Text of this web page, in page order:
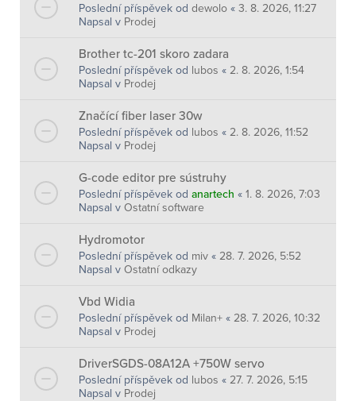
Poslední příspěvek od dewolo « 3. 8. 2026, 11:27
Napsal v Prodej
Brother tc-201 skoro zadara
Poslední příspěvek od lubos « 2. 8. 2026, 1:54
Napsal v Prodej
Značící fiber laser 30w
Poslední příspěvek od lubos « 2. 8. 2026, 11:52
Napsal v Prodej
G-code editor pre sústruhy
Poslední příspěvek od anartech « 1. 8. 2026, 7:03
Napsal v Ostatní software
Hydromotor
Poslední příspěvek od miv « 28. 7. 2026, 5:52
Napsal v Ostatní odkazy
Vbd Widia
Poslední příspěvek od Milan+ « 28. 7. 2026, 10:32
Napsal v Prodej
DriverSGDS-08A12A +750W servo
Poslední příspěvek od lubos « 27. 7. 2026, 5:15
Napsal v Prodej